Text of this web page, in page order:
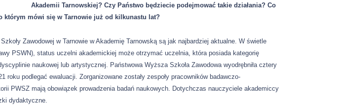
Akademii Tarnowskiej? Czy Państwo będziecie podejmować takie działania? Co
którym mówi się w Tarnowie już od kilkunastu lat?
Zawodowej w Tarnowie w Akademię Tarnowską są jak najbardziej aktualne. W świetle
PSWN), status uczelni akademickiej może otrzymać uczelnia, która posiada kategorię
naukowej lub artystycznej. Państwowa Wyższa Szkoła Zawodowa wyodrębniła cztery
roku podlegać ewaluacji. Zorganizowane zostały zespoły pracowników badawczo-
PWSZ mają obowiązek prowadzenia badań naukowych. Dotychczas nauczyciele akademiccy
dydaktyczne.